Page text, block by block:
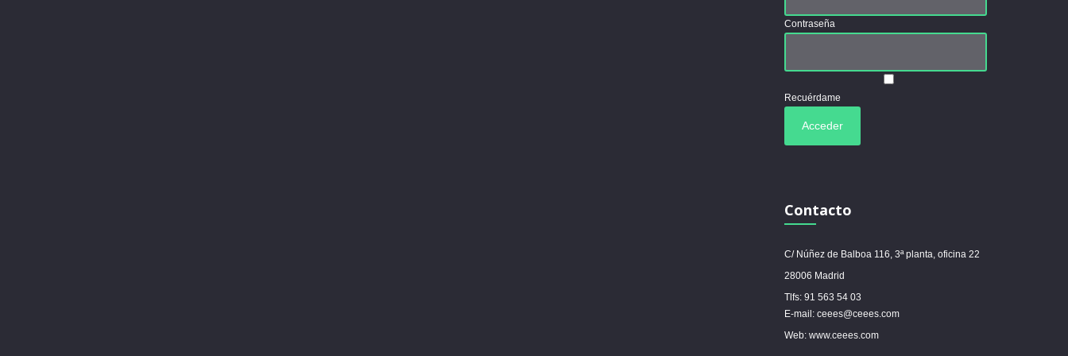
Contraseña
Recuérdame
Contacto
C/ Núñez de Balboa 116, 3ª planta, oficina 22
28006 Madrid
Tlfs: 91 563 54 03
E-mail: ceees@ceees.com
Web: www.ceees.com